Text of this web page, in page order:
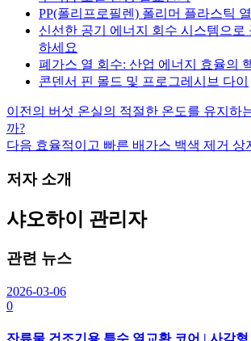
PP(폴리프로필렌) 폴리머 플라스틱
신선한 공기 에너지 회수 시스템으로
하세요
폐가스 열 회수: 산업 에너지 효율의
콘덴서 핀 몰드 및 프로그레시브 다이
글
내
비
게
이
이전의 버섯 온실의 적절한 온도를 유지하
까?
다음 효율적이고 빠른 배가스 백색 제거 상
저자 소개
샤오하이 관리자
관련 뉴스
2026-03-06
0